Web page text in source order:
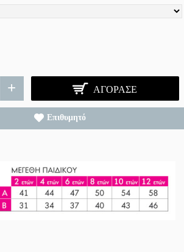
+ ΑΓΌΡΑΣΕ
Επιθυμητό